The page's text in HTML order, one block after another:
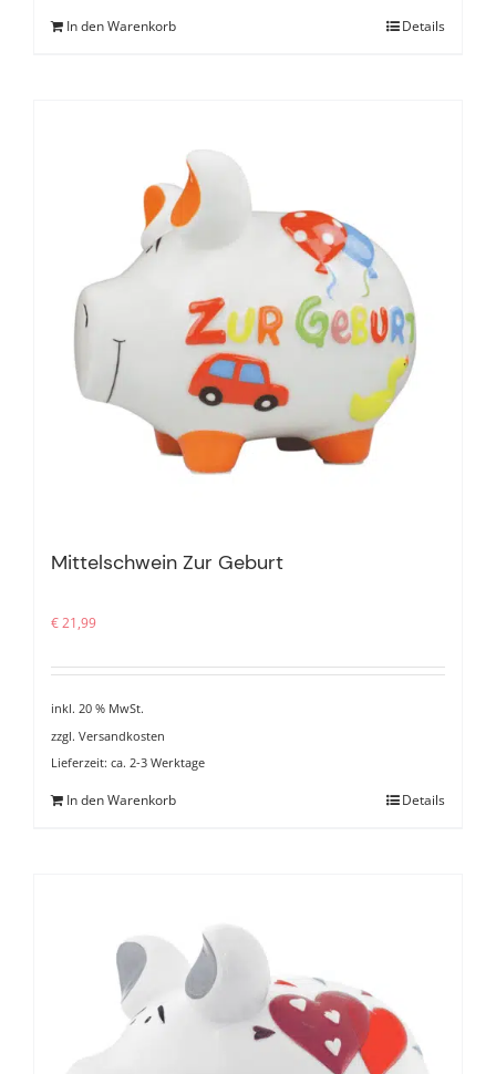
In den Warenkorb Details
Mittelschwein Zur Geburt
€21,99
inkl. 20 % MwSt.
zzgl. Versandkosten
Lieferzeit: ca. 2-3 Werktage
In den Warenkorb Details